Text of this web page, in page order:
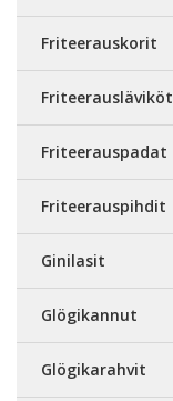
Friteerauskorit
Friteerausläviköt
Friteerauspadat
Friteerauspihdit
Ginilasit
Glögikannut
Glögikarahvit